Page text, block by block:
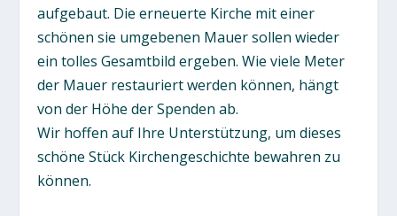
aufgebaut. Die erneuerte Kirche mit einer
schönen sie umgebenen Mauer sollen wieder
ein tolles Gesamtbild ergeben. Wie viele Meter
der Mauer restauriert werden können, hängt
von der Höhe der Spenden ab.
Wir hoffen auf Ihre Unterstützung, um dieses
schöne Stück Kirchengeschichte bewahren zu
können.